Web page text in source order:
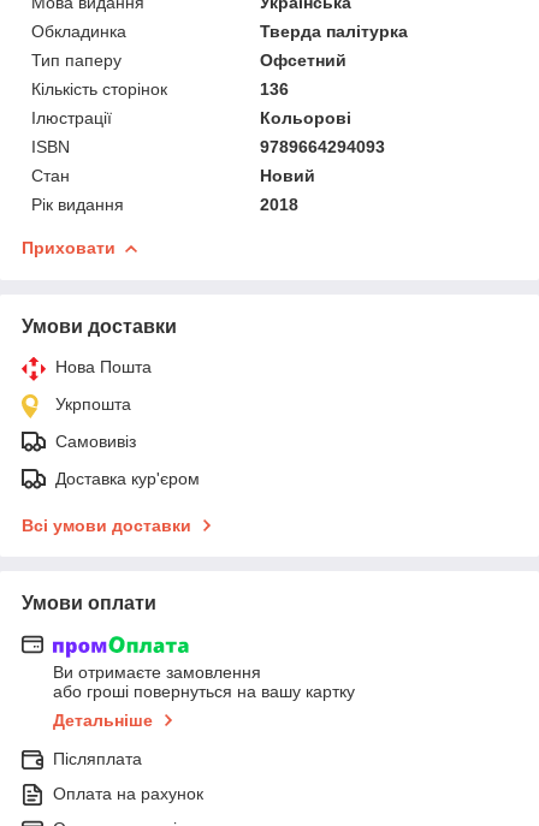
Обкладинка
Тверда палітурка
Тип паперу
Офсетний
Кількість сторінок
136
Ілюстрації
Кольорові
ISBN
9789664294093
Стан
Новий
Рік видання
2018
Приховати
Умови доставки
Нова Пошта
Укрпошта
Самовивіз
Доставка кур'єром
Всі умови доставки
Умови оплати
Ви отримаєте замовлення
або гроші повернуться на вашу картку
Детальніше
Післяплата
Оплата на рахунок